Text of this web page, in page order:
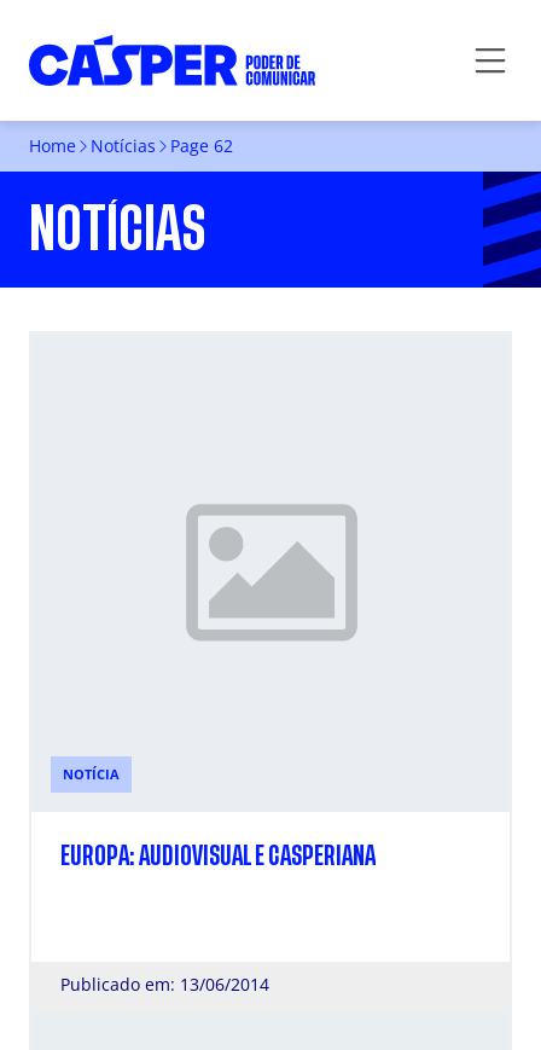
Home Notícias Page 62
NOTÍCIAS
NOTÍCIA
EUROPA: AUDIOVISUAL E CASPERIANA
Publicado em: 13/06/2014